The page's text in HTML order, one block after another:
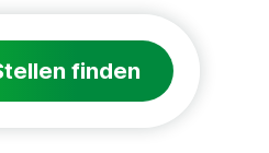
finden